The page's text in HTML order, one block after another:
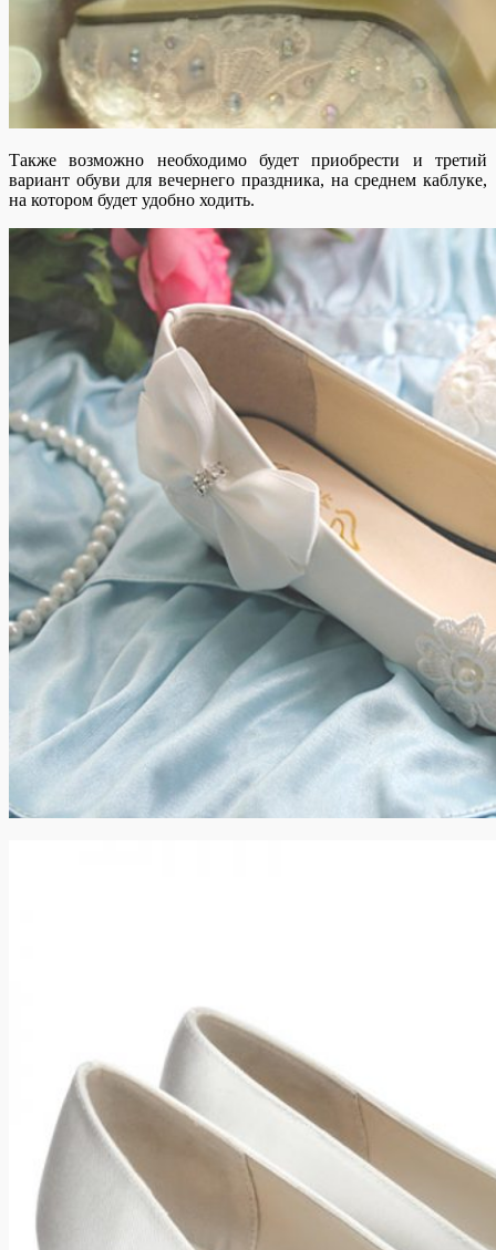
Также возможно необходимо будет приобрести и третий
вариант обуви для вечернего праздника, на среднем каблуке,
на котором будет удобно ходить.